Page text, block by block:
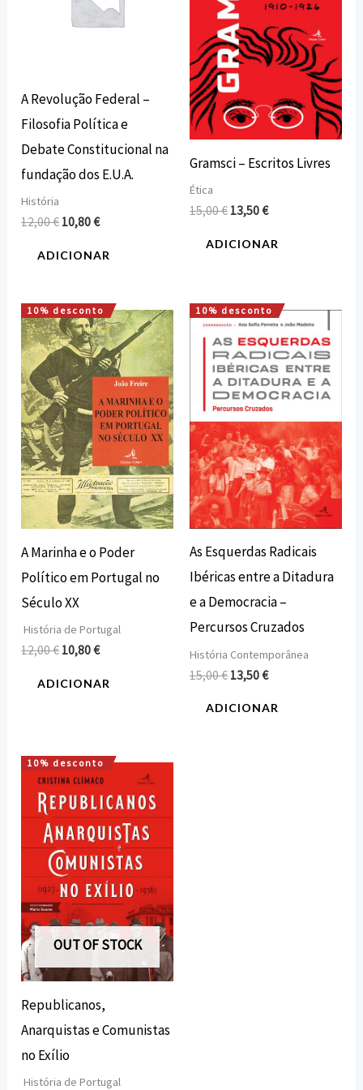
A Revolução Federal –
Filosofia Política e
Debate Constitucional na
fundação dos E.U.A.
História
12,00€ 10,80€
ADICIONAR
Gramsci – Escritos Livres
Ética
15,00€ 13,50€
ADICIONAR
10% desconto
A Marinha e o Poder
Político em Portugal no
Século XX
História de Portugal
12,00€
O
preço
original
era:
12,00 €.
10,80€
O
preço
atual
é:
10,80 €.
ADICIONAR
10% desconto
As Esquerdas Radicais
Ibéricas entre a Ditadura
e a Democracia –
Percursos Cruzados
História Contemporânea
15,00€
O
preço
original
era:
15,00 €.
13,50€
O
preço
atual
é:
13,50 €.
ADICIONAR
10% desconto
OUT OF STOCK
Republicanos,
Anarquistas e Comunistas
no Exílio
História de Portugal
O
preço
original
era:
19,08 €.
O
preço
atual
é:
17,17 €.